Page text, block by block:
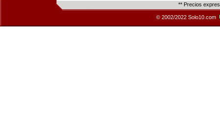
** Precios
© 2002/2022 Solo10.com